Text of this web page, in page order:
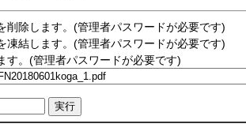
削除します。(管理者パスワードが必要です)
凍結します。(管理者パスワードが必要です)
す。(管理者パスワードが必要です)